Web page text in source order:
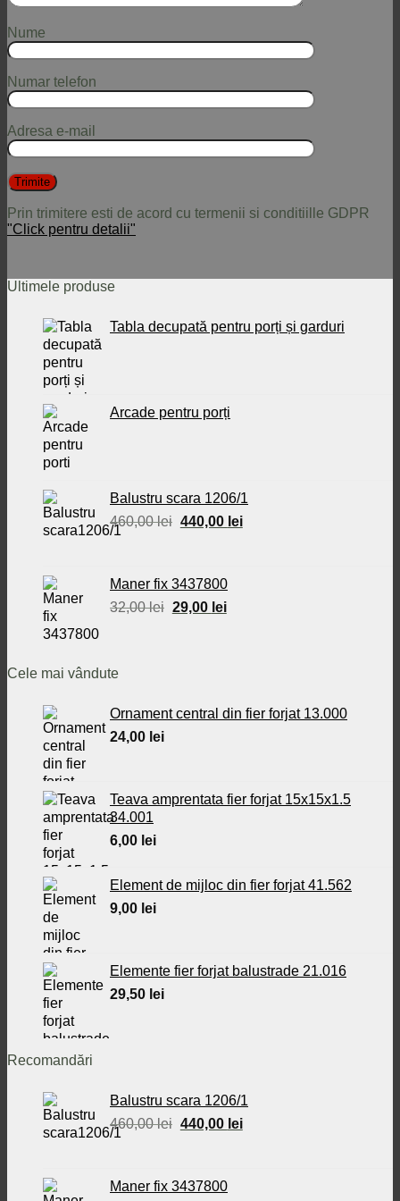
Nume
Numar telefon
Adresa e-mail
Prin trimitere esti de acord cu termenii si conditiille GDPR
"Click pentru detalii"
Ultimele produse
Tabla decupată pentru porți și garduri
Arcade pentru porți
Balustru scara 1206/1
460,00lei Prețul
fost:
460,00 lei.
440,00 leiPrețul
Maner fix 3437800
32,00lei Prețul
29,00 leiPrețul
Cele mai vândute
Ornament central din fier forjat 13.000
24,00 lei
Teava amprentata fier forjat 15x15x1.5
34.001
6,00 lei
Element de mijloc din fier forjat 41.562
9,00 lei
Elemente fier forjat balustrade 21.016
29,50 lei
Recomandări
Balustru scara 1206/1
460,00lei Prețul
fost:
460,00 lei.
440,00 leiPrețul
Maner fix 3437800